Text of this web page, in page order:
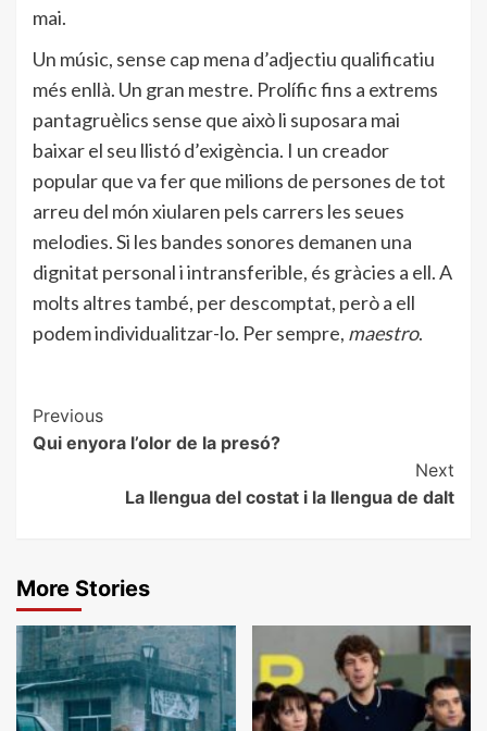
mai.
Un músic, sense cap mena d’adjectiu qualificatiu
més enllà. Un gran mestre. Prolífic fins a extrems
pantagruèlics sense que això li suposara mai
baixar el seu llistó d’exigència. I un creador
popular que va fer que milions de persones de tot
arreu del món xiularen pels carrers les seues
melodies. Si les bandes sonores demanen una
dignitat personal i intransferible, és gràcies a ell. A
molts altres també, per descomptat, però a ell
podem individualitzar-lo. Per sempre, maestro.
Post
Navigation
Previous
Qui enyora l’olor de la presó?
Next
La llengua del costat i la llengua de dalt
More Stories